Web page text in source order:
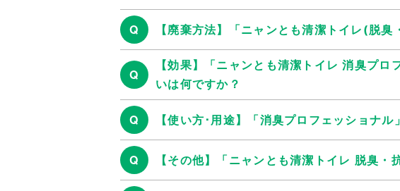
Q 【廃棄方法】「ニャンとも清潔トイレ(脱
Q
【効果】「ニャンとも清潔トイレ 消臭プ
いは何ですか？
Q 【使い方･用途】「消臭プロフェッショナ
Q 【その他】「ニャンとも清潔トイレ 脱臭・